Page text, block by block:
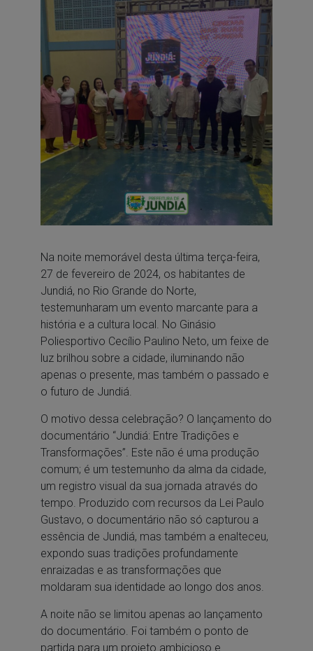
Na noite memorável desta última terça-feira,
27 de fevereiro de 2024, os habitantes de
Jundiá, no Rio Grande do Norte,
testemunharam um evento marcante para a
história e a cultura local. No Ginásio
Poliesportivo Cecílio Paulino Neto, um feixe de
luz brilhou sobre a cidade, iluminando não
apenas o presente, mas também o passado e
o futuro de Jundiá.
O motivo dessa celebração? O lançamento do
documentário “Jundiá: Entre Tradições e
Transformações”. Este não é uma produção
comum; é um testemunho da alma da cidade,
um registro visual da sua jornada através do
tempo. Produzido com recursos da Lei Paulo
Gustavo, o documentário não só capturou a
essência de Jundiá, mas também a enalteceu,
expondo suas tradições profundamente
enraizadas e as transformações que
moldaram sua identidade ao longo dos anos.
A noite não se limitou apenas ao lançamento
do documentário. Foi também o ponto de
partida para um projeto ambicioso e